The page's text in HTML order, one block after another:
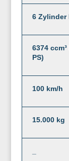
6 Zylinder
6374
PS)
100 km/h
15.000 kg